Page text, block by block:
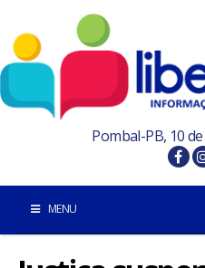
Pombal-PB, 10
MENU
INÍCIO